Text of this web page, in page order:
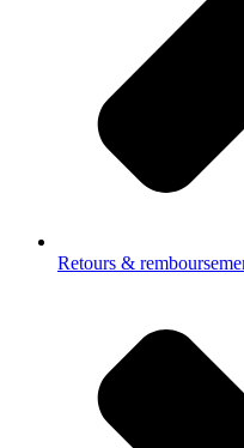
Retours &